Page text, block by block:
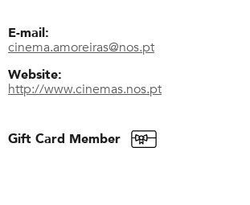
E-mail:
cinema.amoreiras@nos.pt
Website:
http://www.cinemas.nos.pt
Gift Card Member